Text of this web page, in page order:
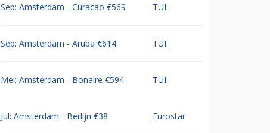
Sep: Amsterdam - Curacao €569 TUI
Sep: Amsterdam - Aruba €614 TUI
Mei: Amsterdam - Bonaire €594 TUI
Jul: Amsterdam - Berlijn €38 Eurostar